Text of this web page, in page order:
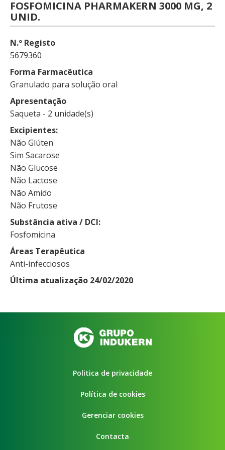
FOSFOMICINA PHARMAKERN 3000 MG, 2
UNID.
N.º Registo
5679360
Forma Farmacêutica
Granulado para solução oral
Apresentação
Saqueta - 2 unidade(s)
Excipientes
Não Glúten
Sim Sacarose
Não Glucose
Não Lactose
Não Amido
Não Frutose
Substância ativa / DCI
Fosfomicina
Áreas Terapêutica
Anti-infecciosos
Última atualização 24/02/2020
Politica de privacidade
Política de cookies
Gerenciar cookies
Contacta